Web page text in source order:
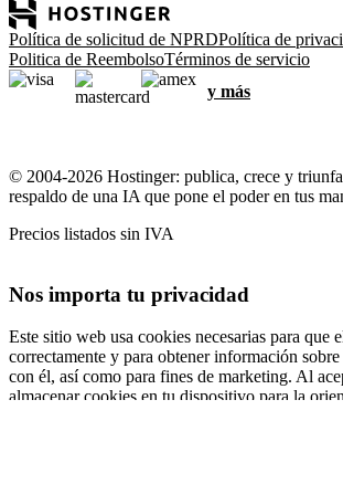
Política de solicitud de NPRDPolítica de
Politica de ReembolsoTérminos de servicio
y más
© 2004-2026 Hostinger: publica, crece y
respaldo de una IA que pone el poder en tus
Precios listados sin IVA
Nos importa tu privacidad
Este sitio web usa cookies necesarias para que
correctamente y para obtener información
con él, así como para fines de marketing. Al
almacenar cookies en tu dispositivo para la